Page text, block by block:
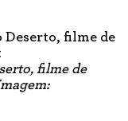
filme de